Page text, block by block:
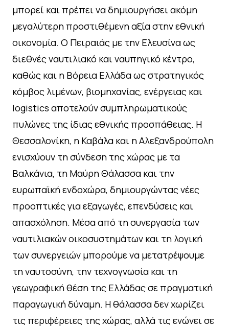
μπορεί και πρέπει να δημιουργήσει ακόμη
μεγαλύτερη προστιθέμενη αξία στην εθνική
οικονομία. Ο Πειραιάς με την Ελευσίνα ως
διεθνές ναυτιλιακό και ναυπηγικό κέντρο,
καθώς και η Βόρεια Ελλάδα ως στρατηγικός
κόμβος λιμένων, βιομηχανίας, ενέργειας και
logistics αποτελούν συμπληρωματικούς
πυλώνες της ίδιας εθνικής προσπάθειας. Η
Θεσσαλονίκη, η Καβάλα και η Αλεξανδρούπολη
ενισχύουν τη σύνδεση της χώρας με τα
Βαλκάνια, τη Μαύρη Θάλασσα και την
ευρωπαϊκή ενδοχώρα, δημιουργώντας νέες
προοπτικές για εξαγωγές, επενδύσεις και
απασχόληση. Μέσα από τη συνεργασία των
ναυτιλιακών οικοσυστημάτων και τη λογική
των συνεργειών μπορούμε να μετατρέψουμε
τη ναυτοσύνη, την τεχνογνωσία και τη
γεωγραφική θέση της Ελλάδας σε πραγματική
παραγωγική δύναμη. Η θάλασσα δεν χωρίζει
τις περιφέρειες της χώρας, αλλά τις ενώνει σε